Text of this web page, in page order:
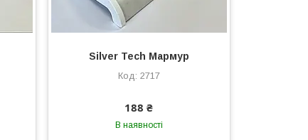
Silver Tech Мармур
2717
188 ₴
В наявності